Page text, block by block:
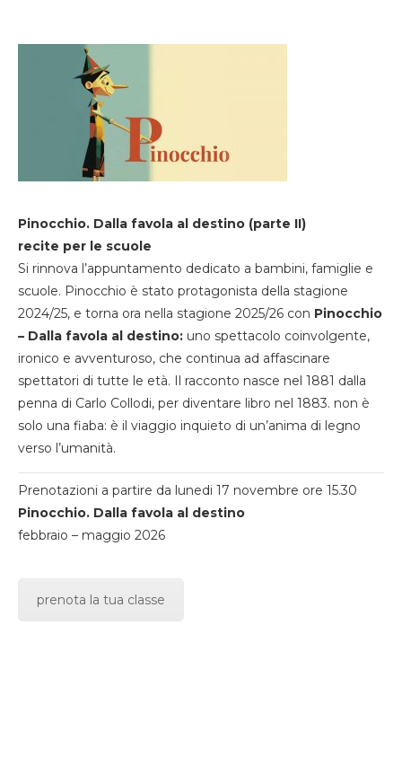
Pinocchio. Dalla favola al destino (parte II)
recite per le scuole
Si rinnova l’appuntamento dedicato a bambini, famiglie e
scuole. Pinocchio è stato protagonista della stagione
2024/25, e torna ora nella stagione 2025/26 con Pinocchio
– Dalla favola al destino: uno spettacolo coinvolgente,
ironico e avventuroso, che continua ad affascinare
spettatori di tutte le età. Il racconto nasce nel 1881 dalla
penna di Carlo Collodi, per diventare libro nel 1883. non è
solo una fiaba: è il viaggio inquieto di un’anima di legno
verso l’umanità.
Prenotazioni a partire da lunedi 17 novembre ore 15.30
Pinocchio. Dalla favola al destino
febbraio – maggio 2026
prenota la tua classe